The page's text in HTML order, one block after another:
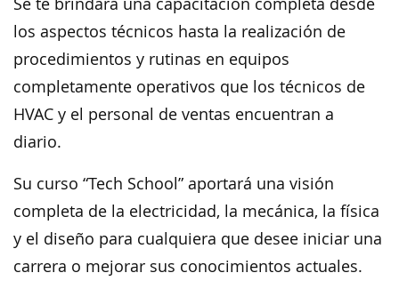
los aspectos técnicos hasta la realización de
procedimientos y rutinas en equipos
completamente operativos que los técnicos de
HVAC y el personal de ventas encuentran a
diario.
Su curso “Tech School” aportará una visión
completa de la electricidad, la mecánica, la física
y el diseño para cualquiera que desee iniciar una
carrera o mejorar sus conocimientos actuales.